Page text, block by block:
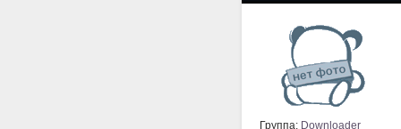
Группа: Downloader